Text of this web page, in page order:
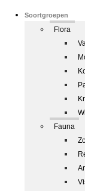
Soortgroepen
Flora
Fauna